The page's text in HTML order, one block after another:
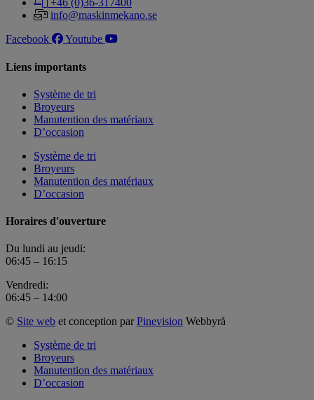
+46 (0)36-317400
info@maskinmekano.se
Facebook
Youtube
Liens importants
Système de tri
Broyeurs
Manutention des matériaux
D’occasion
Système de tri
Broyeurs
Manutention des matériaux
D’occasion
Horaires d'ouverture
Du lundi au jeudi:
06:45 – 16:15
Vendredi:
06:45 – 14:00
© Site web et conception parPinevision Webbyrå
Système de tri
Broyeurs
Manutention des matériaux
D’occasion